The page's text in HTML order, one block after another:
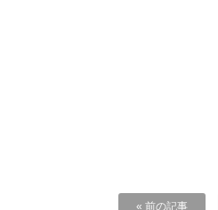
« 前の記事